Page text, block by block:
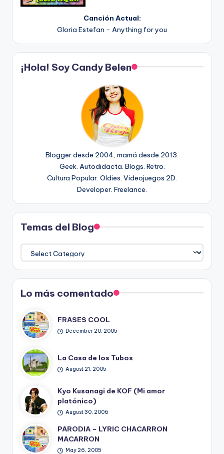
Canción Actual:
Gloria Estefan - Anything for you
¡Hola! Soy Candy Belen
Blogger desde 2004, mamá desde 2013.
Geek. Autodidacta. Blogs. Retro.
Cultura Popular. Oldies. Videojuegos 2D.
Developer. Freelance.
Temas del Blog
Temas
del
Blog
Lo más comentado
FRASES COOL
December 20, 2005
La Casa de los Tubos
August 21, 2005
Kyo Kusanagi de KOF (Mi amor
platónico)
August 30, 2006
PARODIA – LYRIC CHACARRON
MACARRON
May 26, 2005